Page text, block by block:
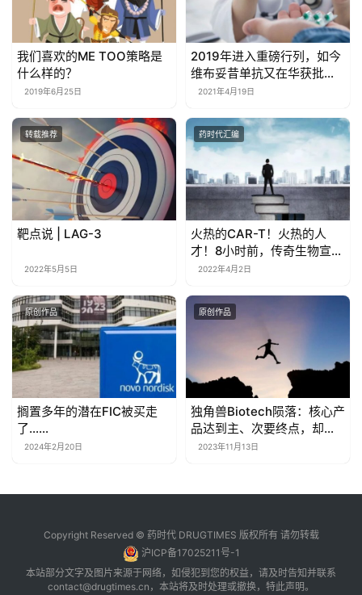
我们喜欢的ME TOO策略是
什么样的？
2019年6月25日
2019年进入重磅行列，如今
维布妥昔单抗又在华获批新
适应症
2021年4月19日
转载推荐
靶点说 | LAG-3
2022年5月5日
药时代汇编
火热的CAR-T！火热的人
才！8小时前，传奇生物宣布
了「范晓虎博士离职」的消
熟，王立群博士也是..
2022年4月2日
原创作品
搁置多年的潜在FIC被买走
了……
2024年2月20日
原创作品
独角兽Biotech陨落：核心产
品达到主、次要终点，却要
终止开发？股价大跌77%……
2023年11月13日
Copyright Reserved © 药时代 DRUGTIMES 版权所有 请勿转载
沪ICP备17025211号-1
本站部分文字及图片来源于网络，如侵犯到您的权益，请及时告知并联系
contact@drugtimes.cn ，本站将及时处理或撤换，特此声明。